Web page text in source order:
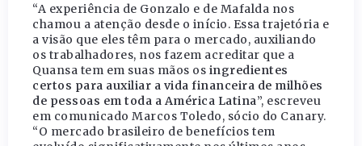
“A experiência de Gonzalo e de Mafalda nos
chamou a atenção desde o início. Essa trajetória e
a visão que eles têm para o mercado, auxiliando
os trabalhadores, nos fazem acreditar que a
Quansa tem em suas mãos os ingredientes
certos para auxiliar a vida financeira de milhões
de pessoas em toda a América Latina”, escreveu
em comunicado Marcos Toledo, sócio do Canary.
“O mercado brasileiro de benefícios tem